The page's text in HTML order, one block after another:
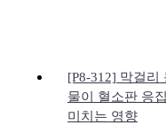
[P8-312] 막걸리
물이 혈소판 응
미치는 영향